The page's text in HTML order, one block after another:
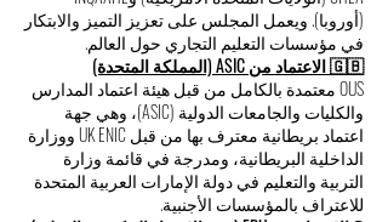
تعليمية أوروبية معترف بها، مدرجة لدى كل من
CHEA (الولايات المتحدة الأمريكية) وINQAAHE
(أوروبا). ويعمل المجلس على تعزيز التميز والابتكار
في مؤسسات التعليم التجاري حول العالم.
🇬🇧 الاعتماد من ASIC (المملكة المتحدة)
OUS معتمدة بالكامل من قبل هيئة اعتماد المدارس
والكليات والجامعات الدولية (ASIC)، وهي جهة
اعتماد بريطانية معترف بها من قبل UK ENIC ووزارة
الداخلية البريطانية، ومدرجة في قائمة وزارة